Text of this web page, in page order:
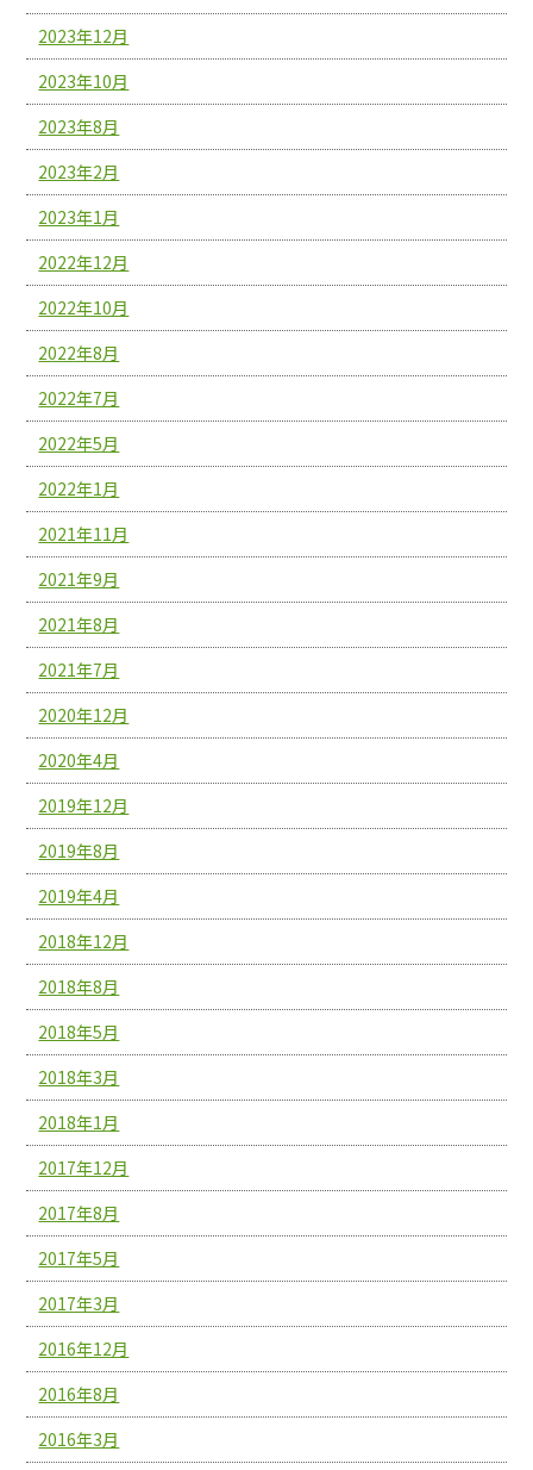
2023年12月
2023年10月
2023年8月
2023年2月
2023年1月
2022年12月
2022年10月
2022年8月
2022年7月
2022年5月
2022年1月
2021年11月
2021年9月
2021年8月
2021年7月
2020年12月
2020年4月
2019年12月
2019年8月
2019年4月
2018年12月
2018年8月
2018年5月
2018年3月
2018年1月
2017年12月
2017年8月
2017年5月
2017年3月
2016年12月
2016年8月
2016年3月